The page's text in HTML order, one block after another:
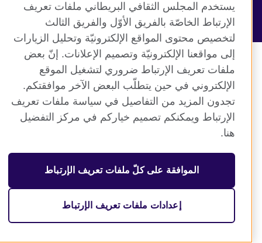
يستخدم المجلس الثقافي البريطاني ملفات تعريف
الإرتباط الخاصّة بالفريق الأوّل والفريق الثالث
لتخصيص محتوى المواقع الإلكترونيّة وتحليل الزيارات
إلى مواقعنا الإلكترونيّة وتصميم الإعلانات. إنّ بعض
ملفات تعريف الإرتباط ضروري لتشغيل الموقع
الإلكتروني في حين يتطلّب البعض الآخر موافقتكم.
تجدون المزيد من التفاصيل في سياسة ملفات تعريف
الإرتباط ويمكنكم تصميم خياركم في مركز التفضيل
هنا.
الموافقة على كلّ ملفات تعريف الإرتباط
إعدادات ملفات تعريف الإرتباط